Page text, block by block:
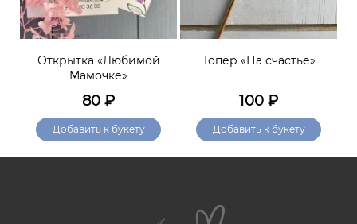
Открытка «Любимой
Мамочке»
80 ₽
Добавить к букету
Топер «На счастье»
100 ₽
Добавить к букету